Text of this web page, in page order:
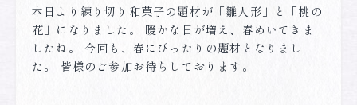
本日より練り切り和菓子の題材が「雛人形」と「桃の
花」になりました。 暖かな日が増え、春めいてきま
したね。 今回も、春にぴったりの題材となりまし
た。 皆様のご参加お待ちしております。